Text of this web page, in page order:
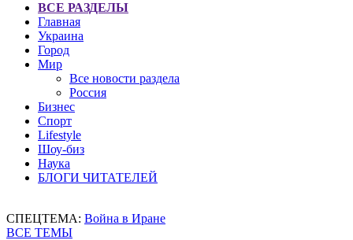
ВСЕ РАЗДЕЛЫ
Главная
Украина
Город
Мир
Все новости раздела
Россия
Бизнес
Спорт
Lifestyle
Шоу-биз
Наука
БЛОГИ ЧИТАТЕЛЕЙ
СПЕЦТЕМА: Война в Иране
ВСЕ ТЕМЫ